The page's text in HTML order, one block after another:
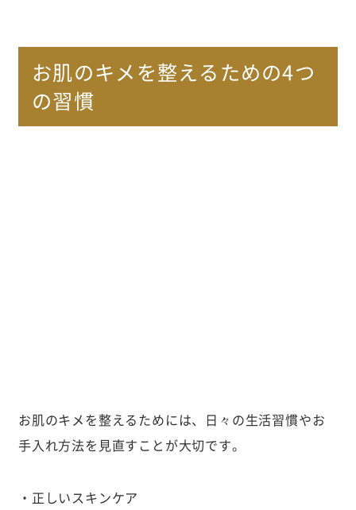
お肌のキメを整えるための4つ
の習慣
お肌のキメを整えるためには、日々の生活習慣やお
手入れ方法を見直すことが大切です。
・正しいスキンケア